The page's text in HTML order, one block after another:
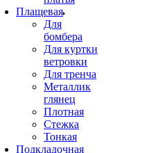
Плащевая
Для
бомбера
Для куртки
ветровки
Для тренча
Металлик
глянец
Плотная
Стежка
Тонкая
Подкладочная